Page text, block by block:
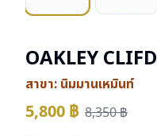
OAKLEY
สาขา: นิมมานเหมินท์
5,800 ฿ 8,350฿